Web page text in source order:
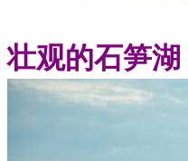
壮观的石笋湖